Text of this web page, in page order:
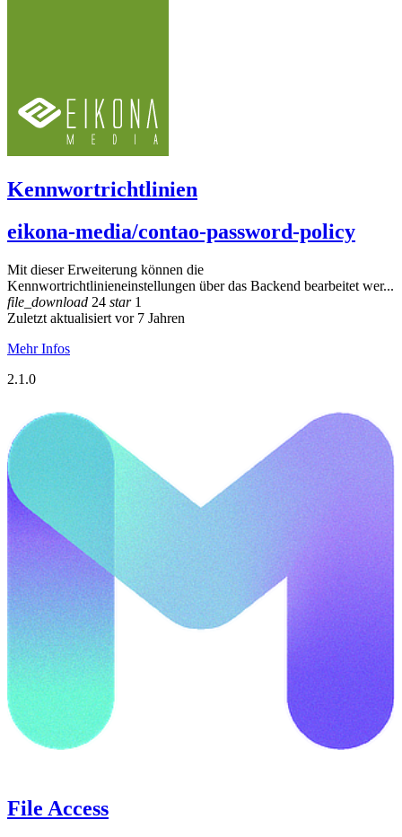
Kennwortrichtlinien
eikona-media/contao-password-policy
Mit dieser Erweiterung können die
Kennwortrichtlinieneinstellungen über das Backend bearbeitet wer...
file_download 24 star1
Zuletzt aktualisiert vor 7 Jahren
Mehr Infos
2.1.0
File Access